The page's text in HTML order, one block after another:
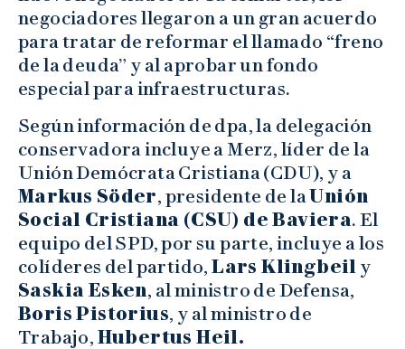
negociadores llegaron a un gran acuerdo
para tratar de reformar el llamado “freno
de la deuda” y al aprobar un fondo
especial para infraestructuras.
Según información de dpa, la delegación
conservadora incluye a Merz, líder de la
Unión Demócrata Cristiana (CDU), y a
Markus Söder, presidente de laUnión
Social Cristiana (CSU) de Baviera. El
equipo del SPD, por su parte, incluye a los
colíderes del partido,Lars Klingbeil y
Saskia Esken, al ministro de Defensa,
Boris Pistorius, y al ministro de
Trabajo, Hubertus Heil.